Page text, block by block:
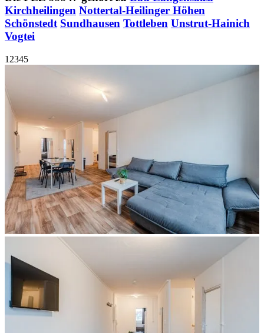
Kirchheilingen Nottertal-Heilinger Höhen
Schönstedt Sundhausen Tottleben Unstrut-Hainich
Vogtei
1 2345